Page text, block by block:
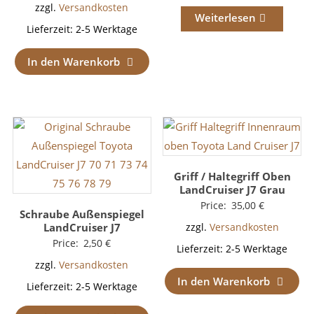
zzgl.Versandkosten
Lieferzeit: 2-5 Werktage
In den Warenkorb
Weiterlesen
Schraube Außenspiegel
LandCruiser J7
Price: 2,50€
zzgl.Versandkosten
Lieferzeit: 2-5 Werktage
Griff / Haltegriff Oben
LandCruiser J7 Grau
Price: 35,00 €
zzgl. Versandkosten
Lieferzeit:2-5 Werktage
In den Warenkorb